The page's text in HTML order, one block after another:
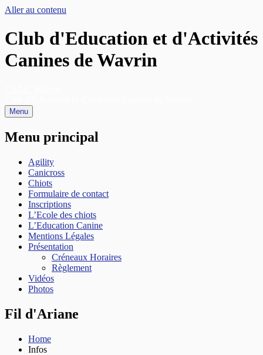
Aller au contenu
Club d'Education et d'Activités
Canines de Wavrin
Menu
Menu principal
Agility
Canicross
Chiots
Formulaire de contact
Inscriptions
L’Ecole des chiots
L’Education Canine
Mentions Légales
Présentation
Créneaux Horaires
Règlement
Vidéos
Photos
Fil d'Ariane
Home
Infos